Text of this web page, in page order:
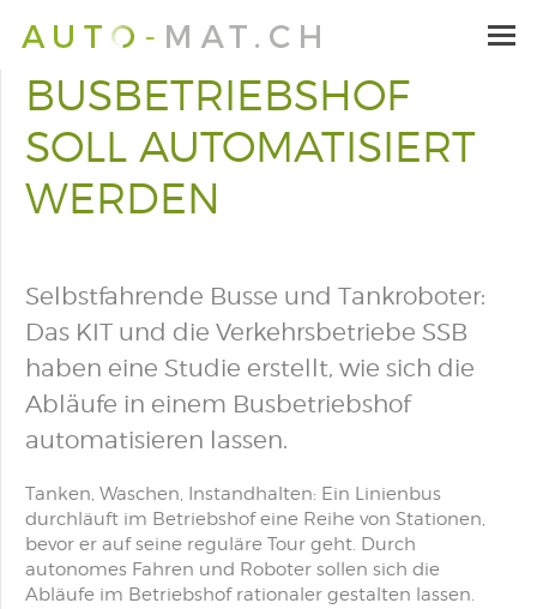
BUSBETRIEBSHOF
SOLL AUTOMATISIERT
WERDEN
Selbstfahrende Busse und Tankroboter:
Das KIT und die Verkehrsbetriebe SSB
haben eine Studie erstellt, wie sich die
Abläufe in einem Busbetriebshof
automatisieren lassen.
Tanken, Waschen, Instandhalten: Ein Linienbus
durchläuft im Betriebshof eine Reihe von Stationen,
bevor er auf seine reguläre Tour geht. Durch
autonomes Fahren und Roboter sollen sich die
Abläufe im Betriebshof rationaler gestalten lassen.